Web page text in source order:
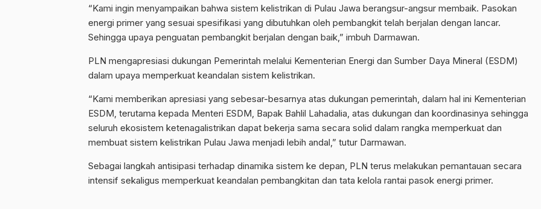
“Kami ingin menyampaikan bahwa sistem kelistrikan di Pulau Jawa berangsur-angsur membaik. Pasokan
energi primer yang sesuai spesifikasi yang dibutuhkan oleh pembangkit telah berjalan dengan lancar.
Sehingga upaya penguatan pembangkit berjalan dengan baik,” imbuh Darmawan.
PLN mengapresiasi dukungan Pemerintah melalui Kementerian Energi dan Sumber Daya Mineral (ESDM)
dalam upaya memperkuat keandalan sistem kelistrikan.
“Kami memberikan apresiasi yang sebesar-besarnya atas dukungan pemerintah, dalam hal ini Kementerian
ESDM, terutama kepada Menteri ESDM, Bapak Bahlil Lahadalia, atas dukungan dan koordinasinya sehingga
seluruh ekosistem ketenagalistrikan dapat bekerja sama secara solid dalam rangka memperkuat dan
membuat sistem kelistrikan Pulau Jawa menjadi lebih andal,” tutur Darmawan.
Sebagai langkah antisipasi terhadap dinamika sistem ke depan, PLN terus melakukan pemantauan secara
intensif sekaligus memperkuat keandalan pembangkitan dan tata kelola rantai pasok energi primer.